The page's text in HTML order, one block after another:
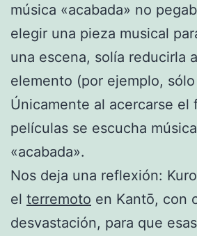
música «acabada» no
elegir una pieza musical
una escena, solía reducirla
elemento (por ejemplo,
Únicamente al acercarse el
películas se escucha
«acabada».
Nos deja una reflexión:
el terremoto en Kantō, con
desvastación, para que